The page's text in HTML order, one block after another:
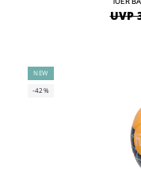
UVP
NEW
-42%